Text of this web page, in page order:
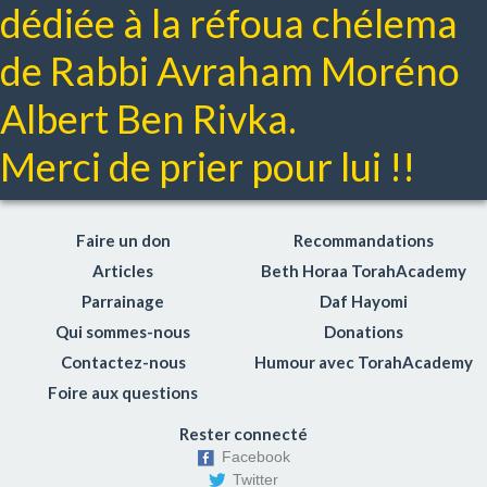
Les 5 minutes de Moussar Hayomi
Michna
Cours de Daf Hayomi en français
Avodat hamidot
Lois du mariage
Respect des parents
Hochen michpat: Le droit civil
Netilat yadaim
Gueniza
Coaching Toraïque
Choul'han Aroukh Hayomi
Le sens des Mitsvot
dédiée à la réfoua chélema
de Rabbi Avraham Moréno
Albert Ben Rivka.
Merci de prier pour lui !!
Faire un don
Articles
Parrainage
Qui sommes-nous
Contactez-nous
Foire aux questions
Recommandations
Beth Horaa TorahAcademy
Daf Hayomi
Donations
Humour avec TorahAcademy
Rester connecté
Facebook
Twitter